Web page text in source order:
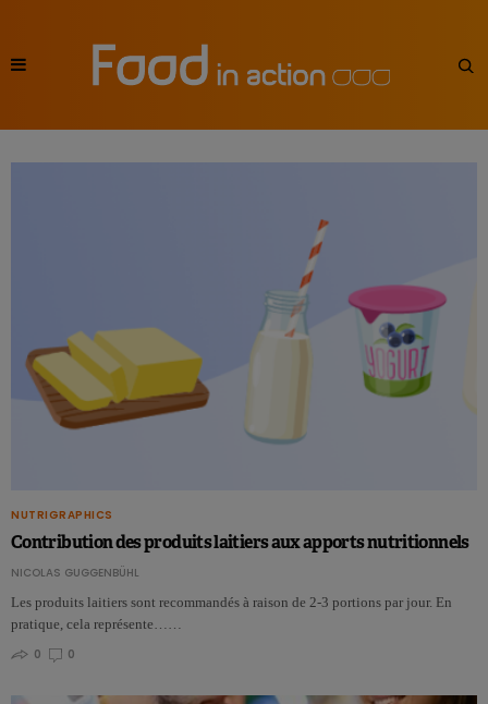
NUTRIGRAPHICS
Contribution des produits laitiers aux apports nutritionnels
NICOLAS GUGGENBÜHL
Les produits laitiers sont recommandés à raison de 2-3 portions par jour. En
pratique, cela représente……
0
0